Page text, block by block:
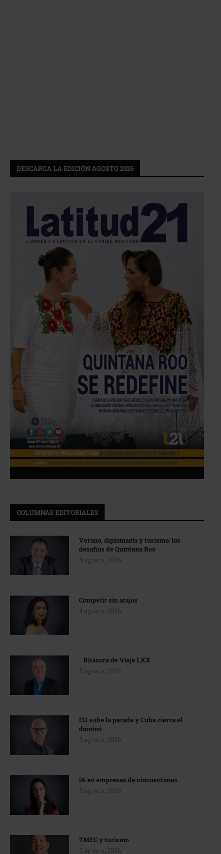
DESCARGA LA EDICIÓN AGOSTO 2026
COLUMNAS EDITORIALES
Verano, diplomacia y turismo: los
desafíos de Quintana Roo
4 agosto, 2026
Competir sin atajos
4 agosto, 2026
Bitácora de Viaje LXX
3 agosto, 2026
EU sube la parada y Cuba cierra el
dominó
3 agosto, 2026
IA en empresas de cincuentones
3 agosto, 2026
TMEC y turismo
3 agosto, 2026